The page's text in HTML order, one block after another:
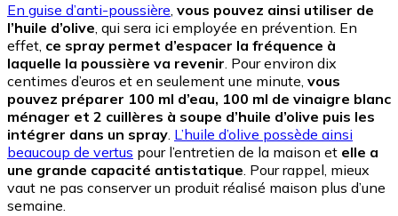
En guise d’anti-poussière, vous pouvez ainsi utiliser de
l’huile d’olive, qui sera ici employée en prévention. En
effet, ce spray permet d’espacer la fréquence à
laquelle la poussière va revenir. Pour environ dix
centimes d’euros et en seulement une minute, vous
pouvez préparer 100 ml d’eau, 100 ml de vinaigre blanc
ménager et 2 cuillères à soupe d’huile d’olive puis les
intégrer dans un spray. L’huile d’olive possède ainsi
beaucoup de vertus pour l’entretien de la maison et elle a
une grande capacité antistatique. Pour rappel, mieux
vaut ne pas conserver un produit réalisé maison plus d’une
semaine.